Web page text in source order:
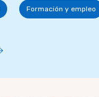
Formación y empleo